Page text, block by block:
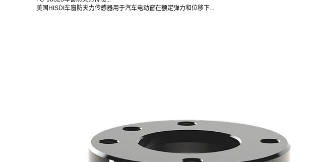
美国HISDI车窗防夹力传感器用于汽车电动窗在额定弹力和位移下...